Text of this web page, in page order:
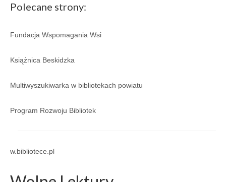
Galeria
Galeria 2026
Galeria 2022
Galeria 2020
Galeria 2019
Polecane strony:
Fundacja Wspomagania Wsi
Książnica Beskidzka
Multiwyszukiwarka w bibliotekach powiatu
Program Rozwoju Bibliotek
w.bibliotece.pl